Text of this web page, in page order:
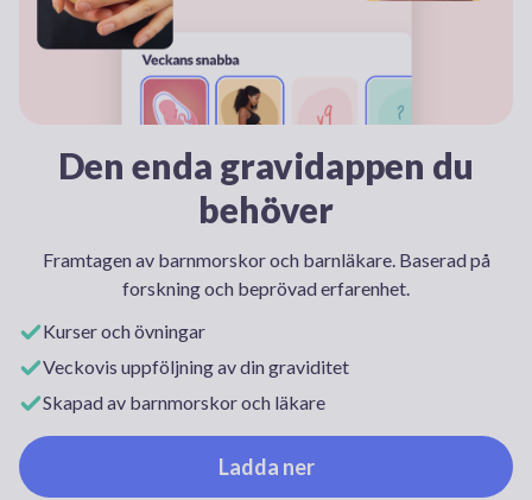
Den enda gravidappen du
behöver
Framtagen av barnmorskor och barnläkare. Baserad på
forskning och beprövad erfarenhet.
Kurser och övningar
Veckovis uppföljning av din graviditet
Skapad av barnmorskor och läkare
Ladda ner